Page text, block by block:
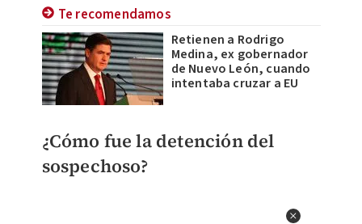
Te recomendamos
Retienen a Rodrigo
Medina, ex gobernador
de Nuevo León, cuando
intentaba cruzar a EU
¿Cómo fue la detención del
sospechoso?